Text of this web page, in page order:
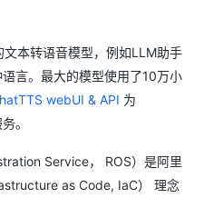
本转语音模型，例如LLM助手
言。最大的模型使用了10万小
webUI & API 为
。
Service， ROS）是阿里
as Code, IaC） 理念